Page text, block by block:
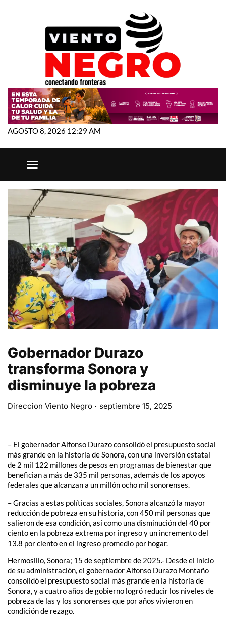
AGOSTO 8, 2026 12:29 AM
Gobernador Durazo
transforma Sonora y
disminuye la pobreza
Direccion Viento Negro septiembre 15, 2025
– El gobernador Alfonso Durazo consolidó el presupuesto social
más grande en la historia de Sonora, con una inversión estatal
de 2 mil 122 millones de pesos en programas de bienestar que
benefician a más de 335 mil personas, además de los apoyos
federales que alcanzan a un millón ocho mil sonorenses.
– Gracias a estas políticas sociales, Sonora alcanzó la mayor
reducción de pobreza en su historia, con 450 mil personas que
salieron de esa condición, así como una disminución del 40 por
ciento en la pobreza extrema por ingreso y un incremento del
13.8 por ciento en el ingreso promedio por hogar.
Hermosillo, Sonora; 15 de septiembre de 2025.- Desde el inicio
de su administración, el gobernador Alfonso Durazo Montaño
consolidó el presupuesto social más grande en la historia de
Sonora, y a cuatro años de gobierno logró reducir los niveles de
pobreza de las y los sonorenses que por años vivieron en
condición de rezago.